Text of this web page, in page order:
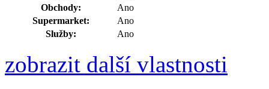
Obchody:
Ano
Supermarket:
Ano
Služby:
Ano
zobrazit další vlastnosti